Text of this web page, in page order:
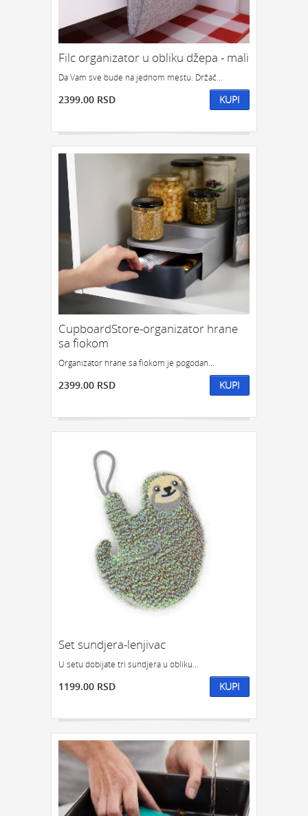
Filc organizator u obliku džepa - mali
Da Vam sve bude na jednom mestu. Držač...
2399.00 RSD KUPI
CupboardStore-organizator hrane
sa fiokom
Organizator hrane sa fiokom je pogodan...
2399.00 RSD KUPI
Set sundjera-lenjivac
U setu dobijate tri sundjera u obliku...
1199.00 RSD KUPI